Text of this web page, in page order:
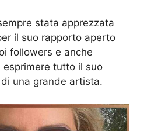
stata apprezzata
il suo rapporto aperto
followers e anche
tutto il suo
una grande artista.